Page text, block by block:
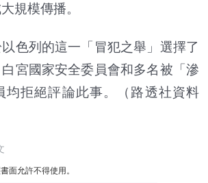
規模傳播。
色列的這一「冒犯之舉」選擇了
白宮國家安全委員會和多名被「滲
均拒絕評論此事。（路透社資料
面允許不得使用。